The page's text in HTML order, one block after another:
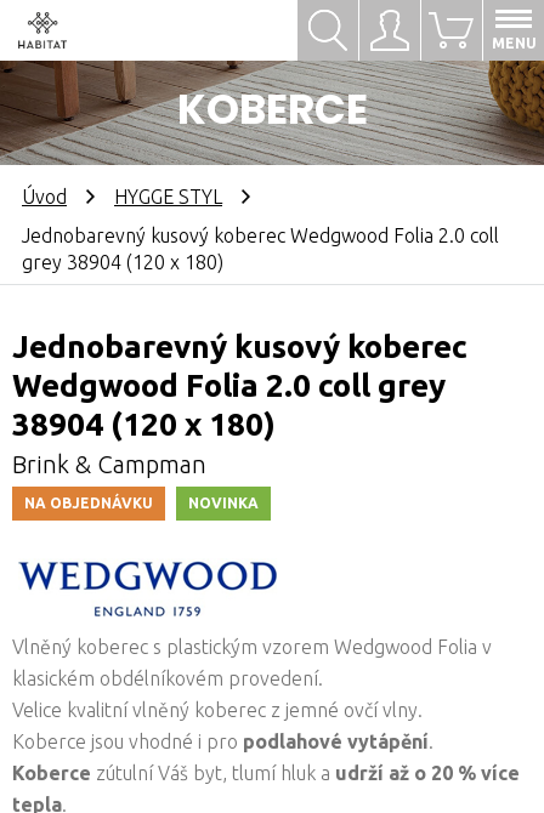
Přihlásit se
KOBERCE
0
MENU
Hledat
Úvod
HYGGE STYL
Jednobarevný kusový koberec Wedgwood Folia 2.0 coll
grey 38904 (120 x 180)
Jednobarevný kusový koberec
Wedgwood Folia 2.0 coll grey
38904 (120 x 180)
Brink & Campman
NA OBJEDNÁVKU NOVINKA
Vlněný koberec s plastickým vzorem Wedgwood Folia v
klasickém obdélníkovém provedení.
Velice kvalitní vlněný koberec z jemné ovčí vlny.
Koberce jsou vhodné i pro podlahové vytápění.
Koberce zútulní Váš byt, tlumí hluk a udrží až o 20 % více
tepla.